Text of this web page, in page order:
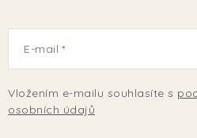
E-mail
Vložením e-mailu souhlasíte s
osobních údajů